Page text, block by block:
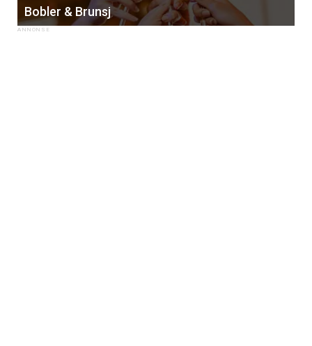
Bobler & Brunsj